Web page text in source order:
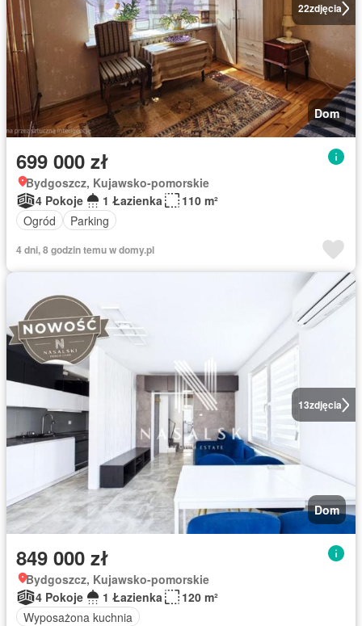
22zdjęcia
Dom
699 000 zł
Bydgoszcz, Kujawsko-pomorskie
4 Pokoje
1 Łazienka
110 m²
Ogród
Parking
4 dni, 8 godzin temu w domy.pl
13zdjęcia
Dom
849 000 zł
Bydgoszcz, Kujawsko-pomorskie
4 Pokoje
1 Łazienka
120 m²
Wyposażona kuchnia